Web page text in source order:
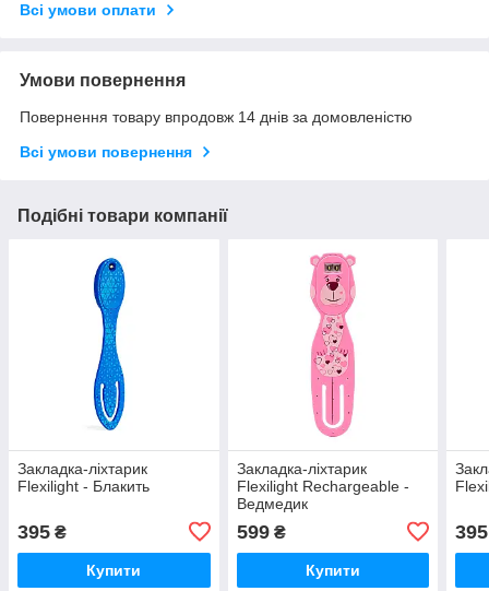
Всі умови оплати
Умови повернення
Повернення товару впродовж 14 днів за домовленістю
Всі умови повернення
Подібні товари компанії
Закладка-ліхтарик
Flexilight - Блакить
395 ₴
Купити
Закладка-ліхтарик
Flexilight Rechargeable -
Ведмедик
599₴
Купити
395